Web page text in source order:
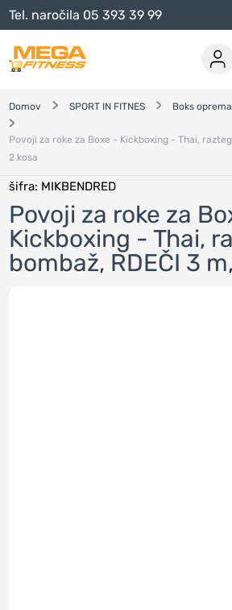
Tel. naročila 05 393 39 99
Prijava
Prijavi se
Pozabljeno geslo ?
Pozabljeno uporabniško ime
?
Registriraj se
Domov SPORT IN FITNES Boks oprema
Povoji za roke za Boxe - Kickboxing - Thai,
2 kosa
šifra: MIKBENDRED
Povoji za roke za
Kickboxing - Thai,
bombaž, RDEČI 3